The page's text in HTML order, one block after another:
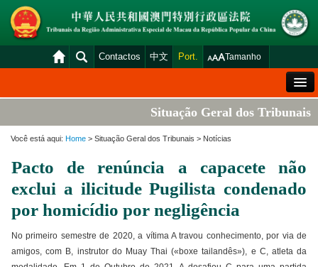
Contactos 中文 Port. Tamanho
Situação Geral dos Tribunais
Venda Judicial
Consulta das declarações de rendimentos
Situação Geral dos Tribunais
Você está aqui: Home > Situação Geral dos Tribunais > Notícias
Pacto de renúncia a capacete não
exclui a ilicitude Pugilista condenado
por homicídio por negligência
No primeiro semestre de 2020, a vítima A travou conhecimento, por via de
amigos, com B, instrutor do Muay Thai («boxe tailandês»), e C, atleta da